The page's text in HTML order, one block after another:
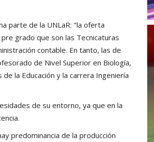
parte de la UNLaR: "la oferta
grado que son las Tecnicaturas
contable. En tanto, las de
de Nivel Superior en Biología,
la Educación y la carrera Ingeniería
de su entorno, ya que en la
predominancia de la producción